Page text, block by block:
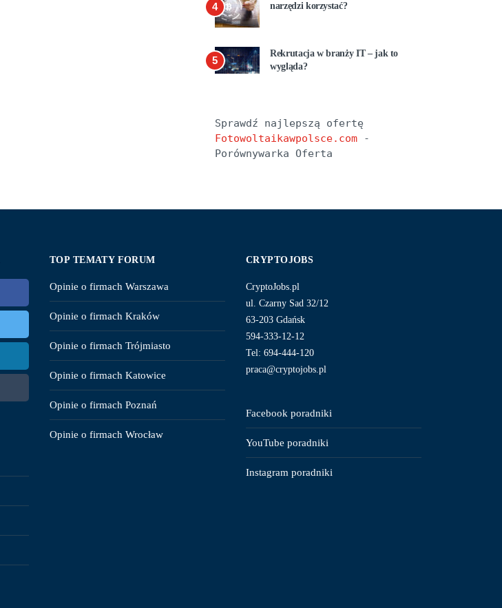
4
narzędzi korzystać?
5
Rekrutacja w branży IT – jak to
wygląda?
Fotowoltaikawpolsce.com -
Porównywarka Oferta
TOP TEMATY FORUM
Opinie o firmach Warszawa
Opinie o firmach Kraków
Opinie o firmach Trójmiasto
Opinie o firmach Katowice
Opinie o firmach Poznań
Opinie o firmach Wrocław
CRYPTOJOBS
CryptoJobs.pl
ul. Czarny Sad 32/12
63-203 Gdańsk
594-333-12-12
Tel: 694-444-120
praca@cryptojobs.pl
Facebook poradniki
YouTube poradniki
Instagram poradniki